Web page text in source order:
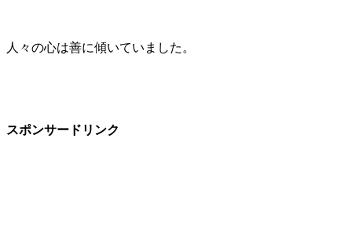
人々の心は善に傾いていました。
スポンサードリンク